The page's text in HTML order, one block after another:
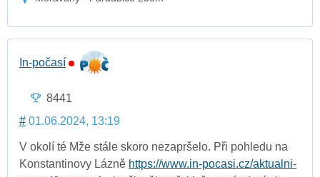
In-počasí
8441
# 01.06.2024, 13:19
V okolí té Mže stále skoro nezapršelo. Při pohledu na
Konstantinovy Lázně https://www.in-pocasi.cz/aktualni-